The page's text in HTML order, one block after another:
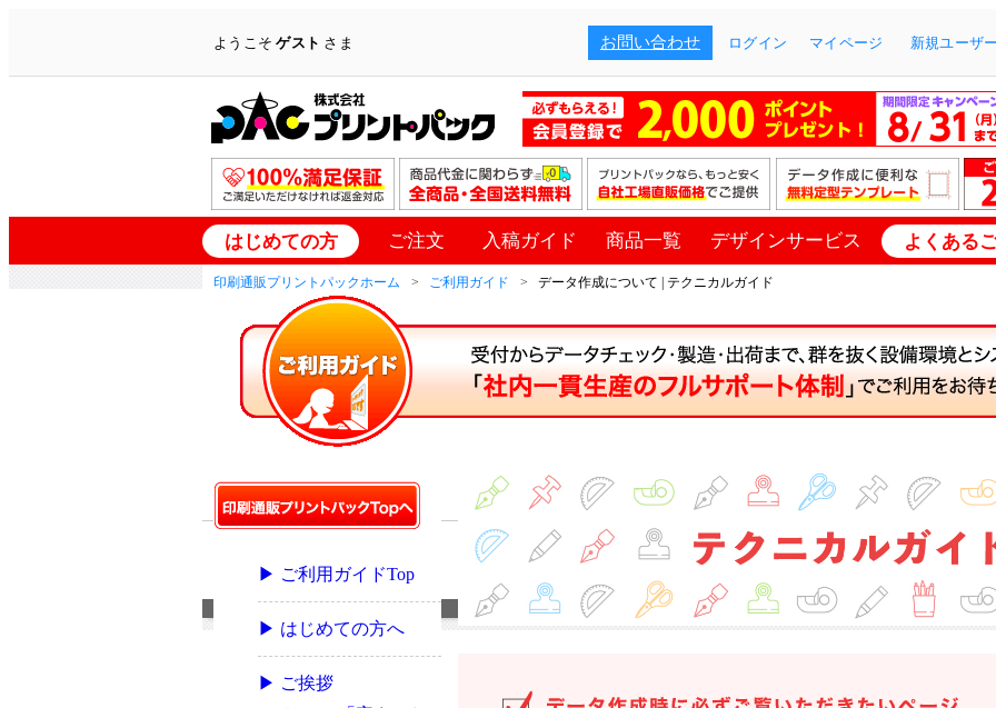
ようこそゲスト さま お問い合わせ ログイン マイページ 新規ユーザ
はじめての方 ご注文 入稿ガイド 商品一覧 デザインサービス よくある
印刷通販プリントパックホーム ご利用ガイド データ作成について | テクニカルガイド
▶ ご利用ガイドTop
▶ はじめての方へ
▶ ご挨拶